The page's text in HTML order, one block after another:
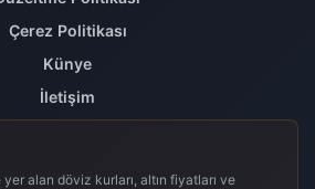
Çerez Politikası
Künye
İletişim
alan döviz kurları, altın fiyatları ve